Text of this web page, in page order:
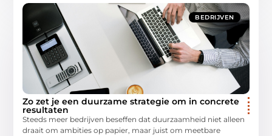
BEDRIJVEN
Zo zet je een duurzame strategie om in concrete
resultaten
Steeds meer bedrijven beseffen dat duurzaamheid niet alleen
draait om ambities op papier, maar juist om meetbare